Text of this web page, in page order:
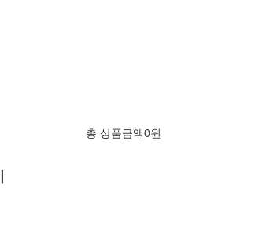
총 상품금액0원